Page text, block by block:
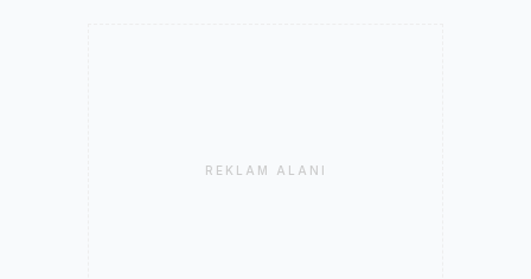
REKLAM ALANI